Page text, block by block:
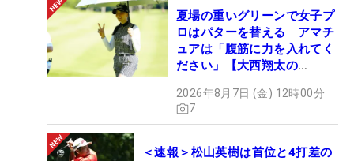
夏場の重いグリーンで女子プ
ロはパターを替える アマチ
ュアは「腹筋に力を入れてく
ださい」【大西翔太の
2026年8月7日 (金) 12時00分
7
＜速報＞松山英樹は首位と4打差の